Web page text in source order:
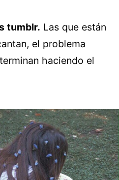
tumblr. Las que están
el problema
haciendo el